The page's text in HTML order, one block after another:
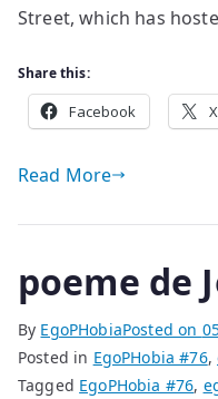
metal
into
Street, which has
Share this:
Facebook X
Read More
poeme de
By EgoPHobiaPosted on
Posted in EgoPHobia #76,
Tagged EgoPHobia #76,